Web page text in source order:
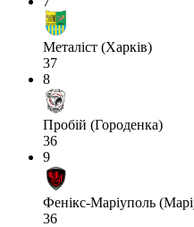
Металіст (Харків)
37
8
Пробій (Городенка)
36
9
Фенікс-Маріуполь
36